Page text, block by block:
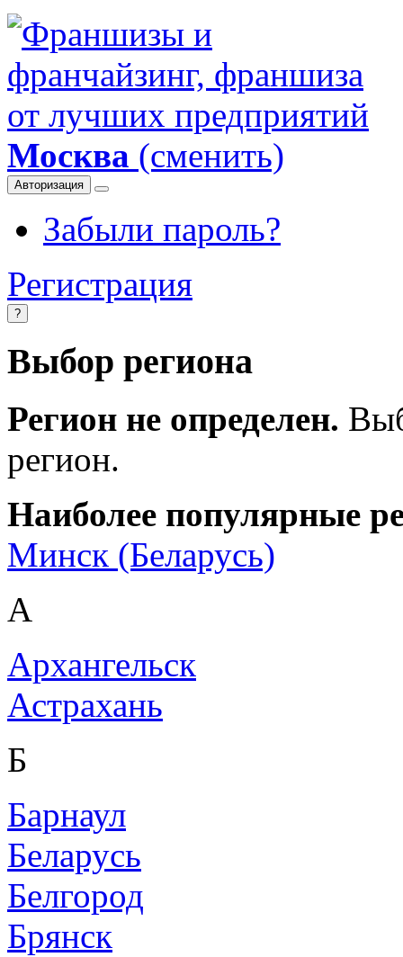
Москва (сменить)
Авторизация
Забыли пароль?
Регистрация
?
Выбор региона
Регион не определен.
регион.
Наиболее популярные
Минск (Беларусь)
А
Архангельск
Астрахань
Б
Барнаул
Беларусь
Белгород
Брянск